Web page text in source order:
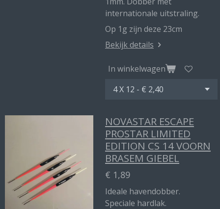
internationale uitstraling.
Op 1g zijn deze 23cm
Bekijk details
In winkelwagen
NOVASTAR ESCAPE
PROSTAR LIMITED
EDITION CS 14 VOORN
BRASEM GIEBEL
€ 1,89
Ideale havendobber.
Speciale hardlak.